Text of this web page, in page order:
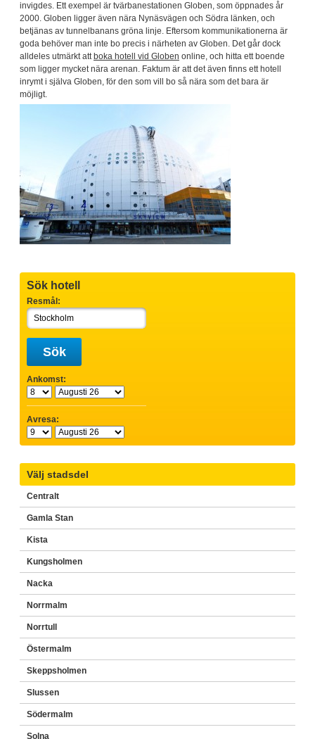
invigdes. Ett exempel är tvärbanestationen Globen, som öppnades år
2000. Globen ligger även nära Nynäsvägen och Södra länken, och
betjänas av tunnelbanans gröna linje. Eftersom kommunikationerna är
goda behöver man inte bo precis i närheten av Globen. Det går dock
alldeles utmärkt att boka hotell vid Globen online, och hitta ett boende
som ligger mycket nära arenan. Faktum är att det även finns ett hotell
inrymt i själva Globen, för den som vill bo så nära som det bara är
möjligt.
Sök hotell
Resmål:
Sök
Ankomst:
Avresa:
Välj stadsdel
Centralt
Gamla Stan
Kista
Kungsholmen
Nacka
Norrmalm
Norrtull
Östermalm
Skeppsholmen
Slussen
Södermalm
Solna